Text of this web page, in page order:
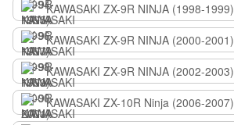
KAWASAKI ZX-9R NINJA (1998-1999)
KAWASAKI ZX-9R NINJA (2000-2001)
KAWASAKI ZX-9R NINJA (2002-2003)
KAWASAKI ZX-10R Ninja (2006-2007)